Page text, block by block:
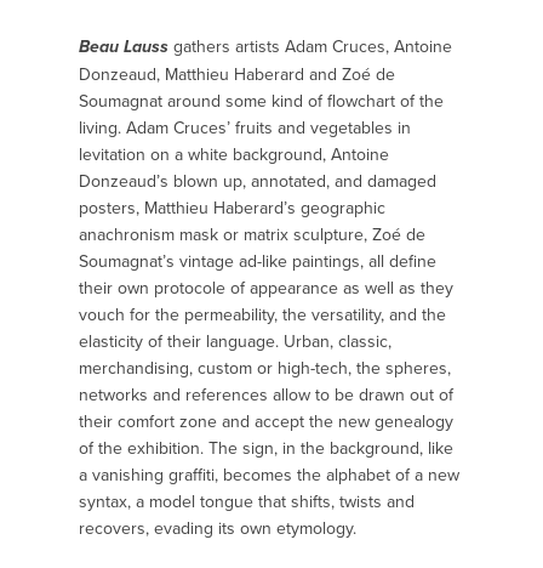
Beau Lauss gathers artists Adam Cruces, Antoine
Donzeaud, Matthieu Haberard and Zoé de
Soumagnat around some kind of flowchart of the
living. Adam Cruces’ fruits and vegetables in
levitation on a white background, Antoine
Donzeaud’s blown up, annotated, and damaged
posters, Matthieu Haberard’s geographic
anachronism mask or matrix sculpture, Zoé de
Soumagnat’s vintage ad-like paintings, all define
their own protocole of appearance as well as they
vouch for the permeability, the versatility, and the
elasticity of their language. Urban, classic,
merchandising, custom or high-tech, the spheres,
networks and references allow to be drawn out of
their comfort zone and accept the new genealogy
of the exhibition. The sign, in the background, like
a vanishing graffiti, becomes the alphabet of a new
syntax, a model tongue that shifts, twists and
recovers, evading its own etymology.